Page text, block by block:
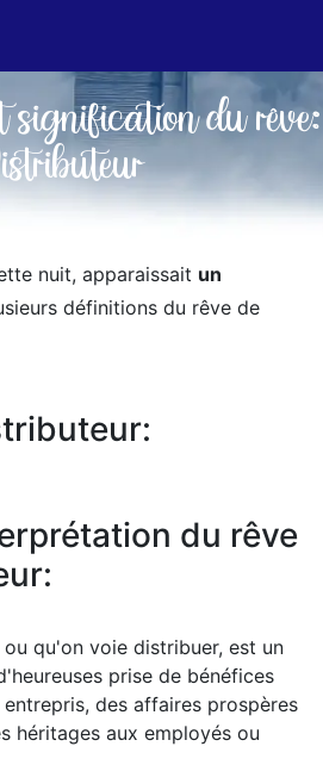
signification du rêve:
nuit, apparaissait un
définitions du rêve de
du rêve
qu'on voie distribuer, est un
prise de bénéfices
des affaires prospères
héritages aux employés ou